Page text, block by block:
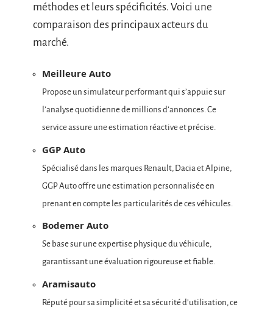
méthodes et leurs spécificités. Voici une
comparaison des principaux acteurs du
marché.
Meilleure Auto
Propose un simulateur performant qui s’appuie sur
l’analyse quotidienne de millions d’annonces. Ce
service assure une estimation réactive et précise.
GGP Auto
Spécialisé dans les marques Renault, Dacia et Alpine,
GGP Auto offre une estimation personnalisée en
prenant en compte les particularités de ces véhicules.
Bodemer Auto
Se base sur une expertise physique du véhicule,
garantissant une évaluation rigoureuse et fiable.
Aramisauto
Réputé pour sa simplicité et sa sécurité d’utilisation, ce